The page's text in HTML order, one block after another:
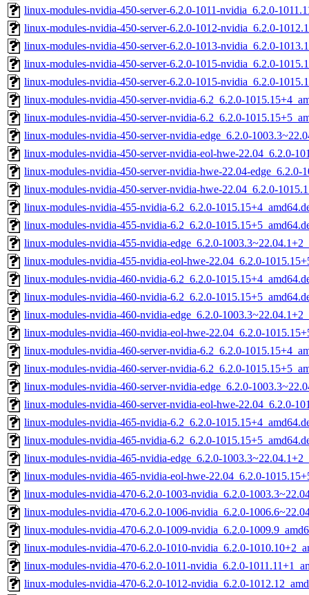
linux-modules-nvidia-450-server-6.2.0-1011-nvidia_6.2.0-
linux-modules-nvidia-450-server-6.2.0-1012-nvidia_6.2.0-
linux-modules-nvidia-450-server-6.2.0-1013-nvidia_6.2.0-
linux-modules-nvidia-450-server-6.2.0-1015-nvidia_6.2.0-
linux-modules-nvidia-450-server-6.2.0-1015-nvidia_6.2.0-
linux-modules-nvidia-450-server-nvidia-6.2_6.2.0-
linux-modules-nvidia-450-server-nvidia-6.2_6.2.0-
linux-modules-nvidia-450-server-nvidia-edge_6.2.0-
linux-modules-nvidia-450-server-nvidia-eol-hwe-22.04_6.2.0-
linux-modules-nvidia-450-server-nvidia-hwe-22.04-edge_6.2.0-
linux-modules-nvidia-450-server-nvidia-hwe-22.04_6.2.0-
linux-modules-nvidia-455-nvidia-6.2_6.2.0-
linux-modules-nvidia-455-nvidia-6.2_6.2.0-
linux-modules-nvidia-455-nvidia-edge_6.2.0-
linux-modules-nvidia-455-nvidia-eol-hwe-22.04_6.2.0-
linux-modules-nvidia-460-nvidia-6.2_6.2.0-
linux-modules-nvidia-460-nvidia-6.2_6.2.0-
linux-modules-nvidia-460-nvidia-edge_6.2.0-
linux-modules-nvidia-460-nvidia-eol-hwe-22.04_6.2.0-
linux-modules-nvidia-460-server-nvidia-6.2_6.2.0-
linux-modules-nvidia-460-server-nvidia-6.2_6.2.0-
linux-modules-nvidia-460-server-nvidia-edge_6.2.0-
linux-modules-nvidia-460-server-nvidia-eol-hwe-22.04_6.2.0-
linux-modules-nvidia-465-nvidia-6.2_6.2.0-
linux-modules-nvidia-465-nvidia-6.2_6.2.0-
linux-modules-nvidia-465-nvidia-edge_6.2.0-
linux-modules-nvidia-465-nvidia-eol-hwe-22.04_6.2.0-
linux-modules-nvidia-470-6.2.0-1003-nvidia_6.2.0-
linux-modules-nvidia-470-6.2.0-1006-nvidia_6.2.0-
linux-modules-nvidia-470-6.2.0-1009-nvidia_6.2.0-
linux-modules-nvidia-470-6.2.0-1010-nvidia_6.2.0-
linux-modules-nvidia-470-6.2.0-1011-nvidia_6.2.0-
linux-modules-nvidia-470-6.2.0-1012-nvidia_6.2.0-